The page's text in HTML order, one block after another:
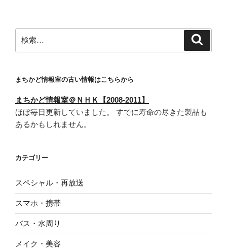
索:
まちかど情報室の古い情報はこちらから
まちかど情報室＠ＮＨＫ【2008-2011】
ほぼ毎日更新していました。 すでに寿命の尽きた製品も
あるかもしれません。
カテゴリー
スペシャル・再放送
スマホ・携帯
バス・水周り
メイク・美容